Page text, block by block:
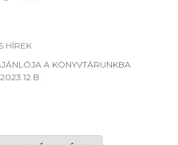
HÍREK
A KÖNYVTÁRUNKBA